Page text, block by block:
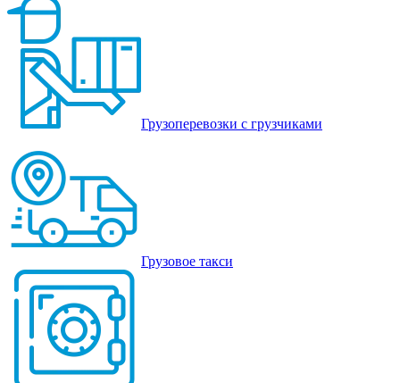
Грузоперевозки с грузчиками
Грузовое такси